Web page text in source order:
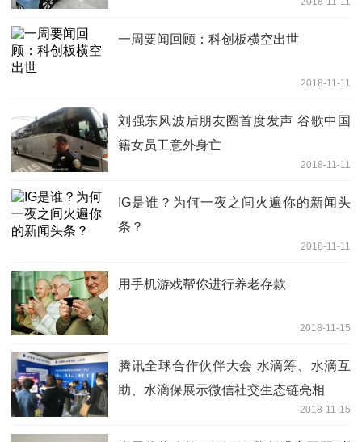
一周要闻回顾：科创板横空出世
2018-11-11
刘强东风波后朋友圈首度发声 谷歌中国
籍女员工意外身亡
2018-11-11
IG是谁？为何一夜之间火遍你的新闻头
条？
2018-11-11
用手机游戏帮你进行养老存款
2018-11-15
腾讯全球合作伙伴大会 水滴筹、水滴互
助、水滴保展示微信社交生态链亮相
2018-11-15